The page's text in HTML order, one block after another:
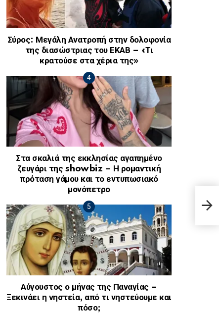
Σύρος: Μεγάλη Ανατροπή στην δολοφονία
της διασώστριας του ΕΚΑΒ – «Τι
κρατούσε στα χέρια της»
Στα σκαλιά της εκκλησίας αγαπημένο
ζευγάρι της showbiz – Η ρομαντική
πρόταση γάμου και το εντυπωσιακό
μονόπετρο
Αύγουστος ο μήνας της Παναγίας –
Ξεκινάει η νηστεία, από τι νηστεύουμε και
πόσο;